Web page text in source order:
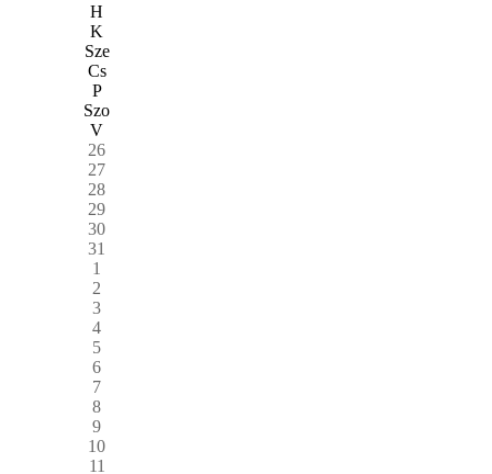
H
K
Sze
Cs
P
Szo
V
26
27
28
29
30
31
1
2
3
4
5
6
7
8
9
10
11